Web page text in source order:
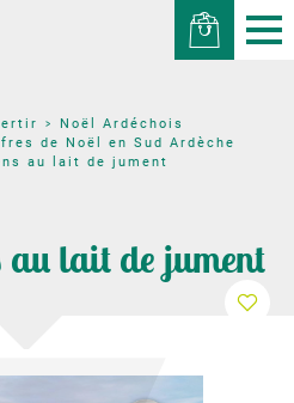
Noël Ardéchois
de Noël en Sud Ardèche
au lait de jument
au lait de jument